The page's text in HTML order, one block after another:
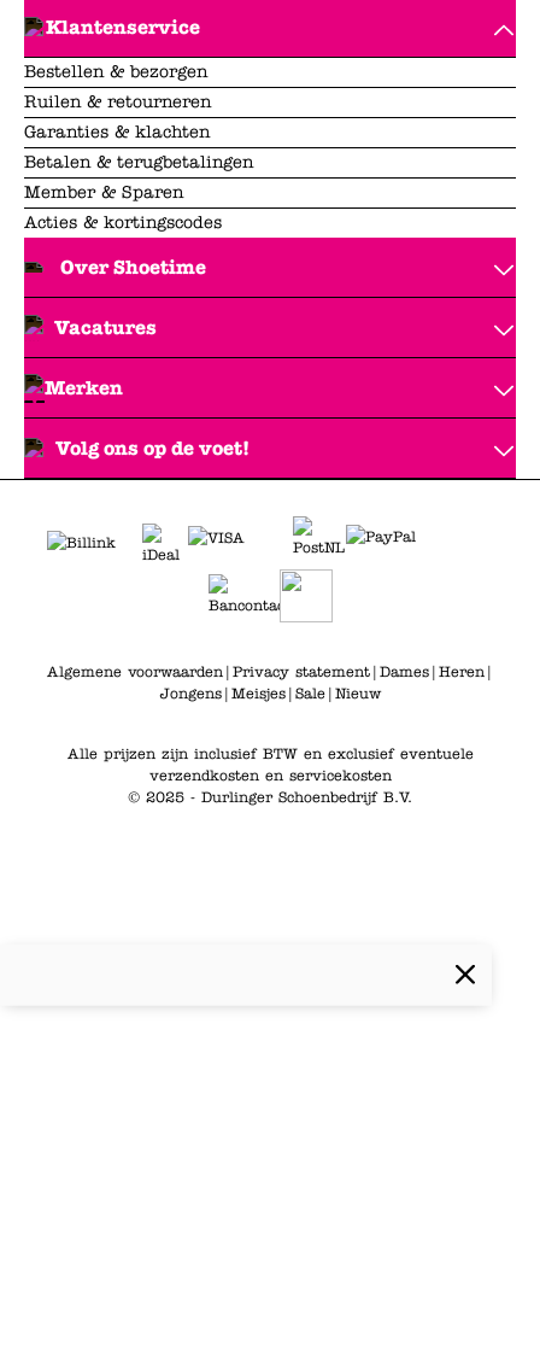
Klantenservice
Bestellen & bezorgen
Ruilen & retourneren
Garanties & klachten
Betalen & terugbetalingen
Member & Sparen
Acties & kortingscodes
Over Shoetime
Vacatures
Merken
Volg ons op de voet!
Algemene voorwaarden| Privacy statement| Dames| Heren|
Jongens| Meisjes| Sale| Nieuw
Alle prijzen zijn inclusief BTW en exclusief eventuele
verzendkosten en servicekosten
© 2025 - Durlinger Schoenbedrijf B.V.